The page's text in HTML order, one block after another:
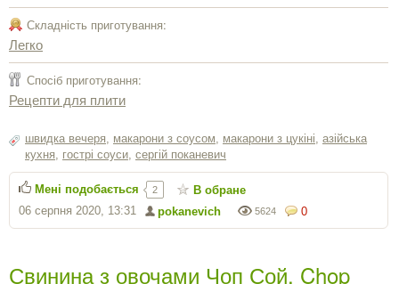
Складність приготування:
Легко
Спосіб приготування:
Рецепти для плити
швидка вечеря, макарони з соусом, макарони з цукіні, азійська
кухня, гострі соуси, сергiй поканевич
0
5624
pokanevich
06 серпня 2020, 13:31
Мені подобається 2 В обране
Свинина з овочами Чоп Сой, Chop